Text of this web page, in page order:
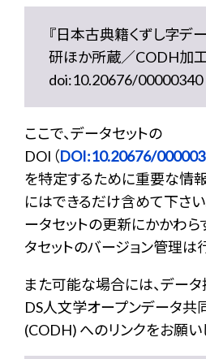
『日本古典籍くずし字デー
研ほか所蔵／CODH加工
doi:10.20676/00000340
ここで、データセットの
DOI（DOI:10.20676/
を特定するために重要な情
にはできるだけ含めて下さ
ータセットの更新にかかわら
タセットのバージョン管理は
また可能な場合には、デー
DS人文学オープンデータ共
(CODH) へのリンクをお願い